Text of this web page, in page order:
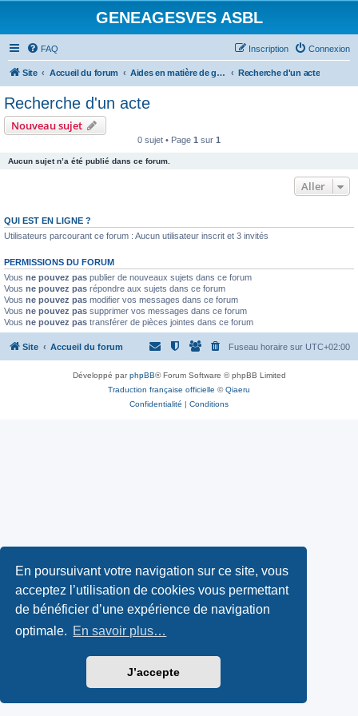
En poursuivant votre navigation sur ce site, vous
acceptez l’utilisation de cookies vous permettant
de bénéficier d’une expérience de navigation
optimale. En savoir plus…
J’accepte
GENEAGESVES ASBL
FAQ Connexion
Inscription
Site Accueil du forum Aides en matière de généalogie Recherche d'un acte
Recherche d'un acte
Nouveau sujet
0 sujet • Page 1 sur 1
Aucun sujet n’a été publié dans ce forum.
Aller
QUI EST EN LIGNE ?
Utilisateurs parcourant ce forum : Aucun utilisateur inscrit et 3 invités
PERMISSIONS DU FORUM
Vous ne pouvez pas publier de nouveaux sujets dans ce forum
Vous ne pouvez pas répondre aux sujets dans ce forum
Vous ne pouvez pas modifier vos messages dans ce forum
Vous ne pouvez pas supprimer vos messages dans ce forum
Vous ne pouvez pas transférer de pièces jointes dans ce forum
Site Accueil du forum Fuseau horaire sur UTC+02:00
Développé parphpBB® Forum Software © phpBB Limited
Traduction française officielle ©Qiaeru
Confidentialité | Conditions